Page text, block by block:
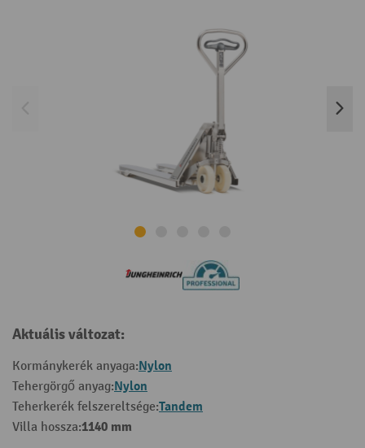
Aktuális változat:
Kormánykerék anyaga:Nylon
Tehergörgő anyag:Nylon
Teherkerék felszereltsége:Tandem
Villa hossza:1140 mm